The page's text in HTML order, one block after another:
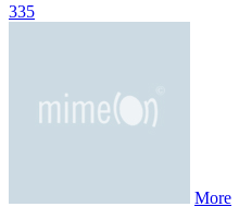
335
More